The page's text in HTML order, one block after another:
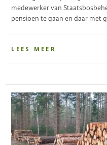
medewerker van
pensioen te gaan en daar met
LEES MEER